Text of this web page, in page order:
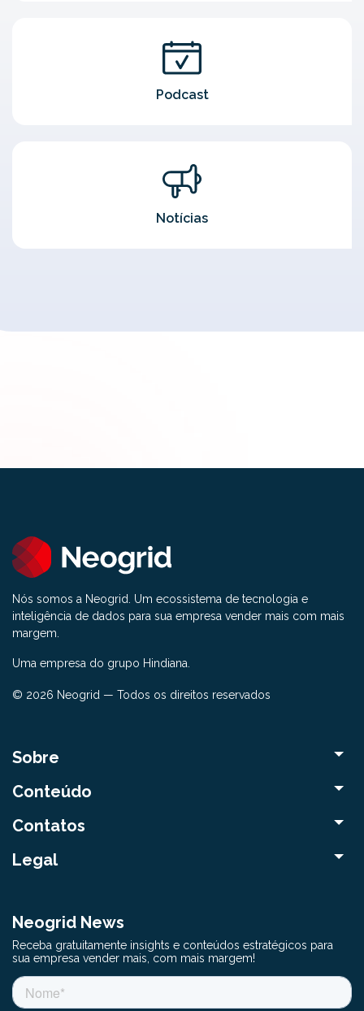
Podcast
Notícias
Nós somos a Neogrid. Um ecossistema de tecnologia e
inteligência de dados para sua empresa vender mais com mais
margem.
Uma empresa do grupo Hindiana.
© 2026 Neogrid — Todos os direitos reservados
Sobre
Conteúdo
Contatos
Legal
Neogrid News